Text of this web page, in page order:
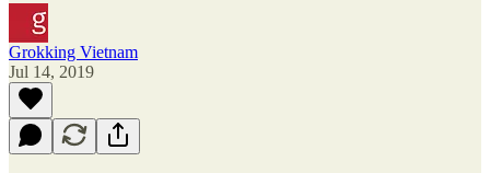
Grokking Vietnam
Jul 14, 2019